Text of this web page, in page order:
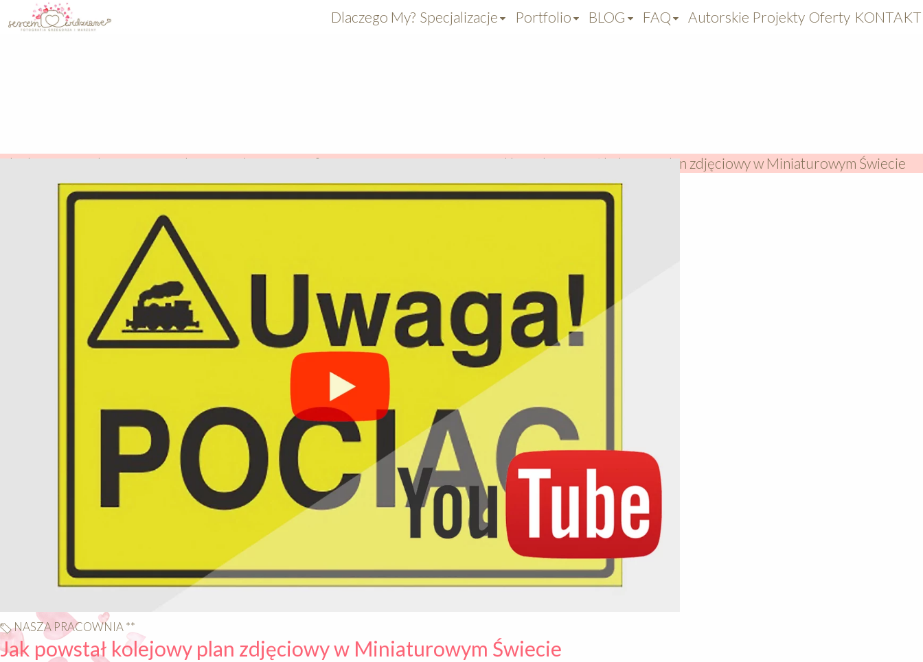
Dlaczego My? Specjalizacje Portfolio BLOG FAQ Autorskie Projekty Oferty KONTAKT
IdealnaStrona.pl>SercemWidziane>Blog Fotograficzny>NASZA PRACOWNIA **>Jak powstał kolejowy plan zdjęciowy w Miniaturowym Świecie
NASZA PRACOWNIA **
Jak powstał kolejowy plan zdjęciowy w Miniaturowym Świecie